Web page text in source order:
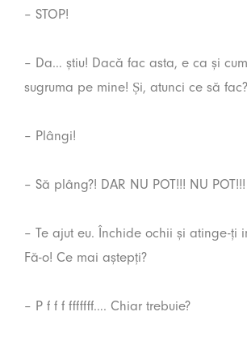
– STOP!
– Da… știu! Dacă fac asta, e ca și
sugruma pe mine! Și, atunci ce să fac?
– Plângi!
– Să plâng?! DAR NU POT!!! NU POT!!!
– Te ajut eu. Închide ochii și atinge-ți
Fă-o! Ce mai aștepți?
– P f f f fffffff…. Chiar trebuie?